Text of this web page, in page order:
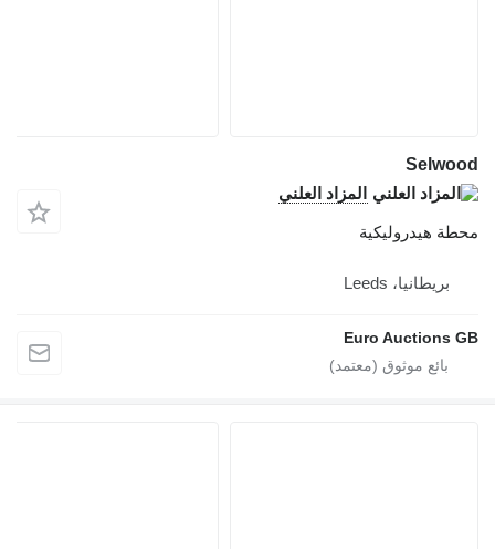
المزاد العلني
هيدروليكية
بريطانيا، Leeds
Euro Auctions